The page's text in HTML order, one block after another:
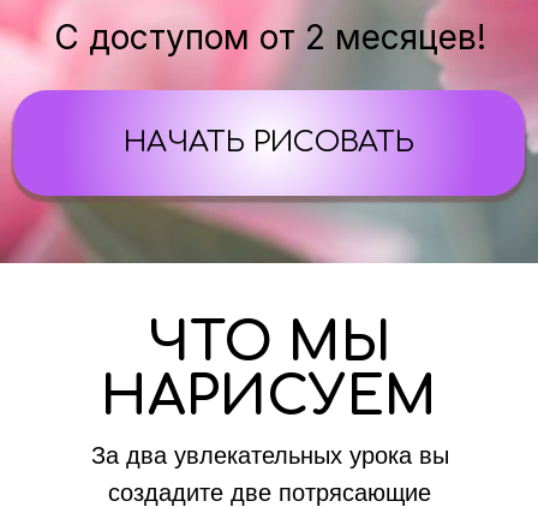
ЧТО МЫ
НАРИСУЕМ
За два увлекательных урока вы
создадите две потрясающие